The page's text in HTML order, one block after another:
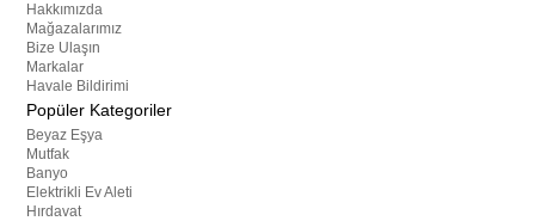
Hakkımızda
Mağazalarımız
Bize Ulaşın
Markalar
Havale Bildirimi
Popüler Kategoriler
Beyaz Eşya
Mutfak
Banyo
Elektrikli Ev Aleti
Hırdavat